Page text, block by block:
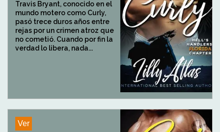
Travis Bryant, conocido en el
mundo motero como Curly,
pasó trece duros años entre
rejas por un crimen atroz que
no cometió. Cuando por fin la
verdad lo libera, nada...
Ver